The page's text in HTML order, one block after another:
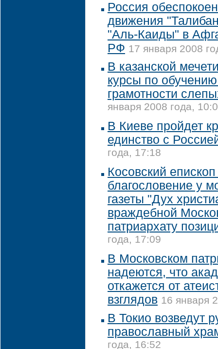
Россия
движения
"Аль-Каиды" в
РФ 17 января 2008
В казанской
курсы по
грамотности
января 2008 года,
В Киеве пройдет
единство с
года, 17:18
Косовский
благословение у
газеты "Дух
враждебной
патриархату
года, 17:09
В Московском
надеются, что
откажется от
взглядов 16 января
В Токио возведут
православный
года, 16:52